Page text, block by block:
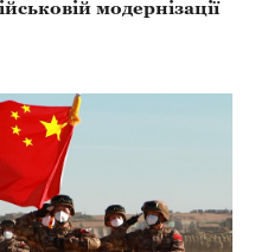
модернізації